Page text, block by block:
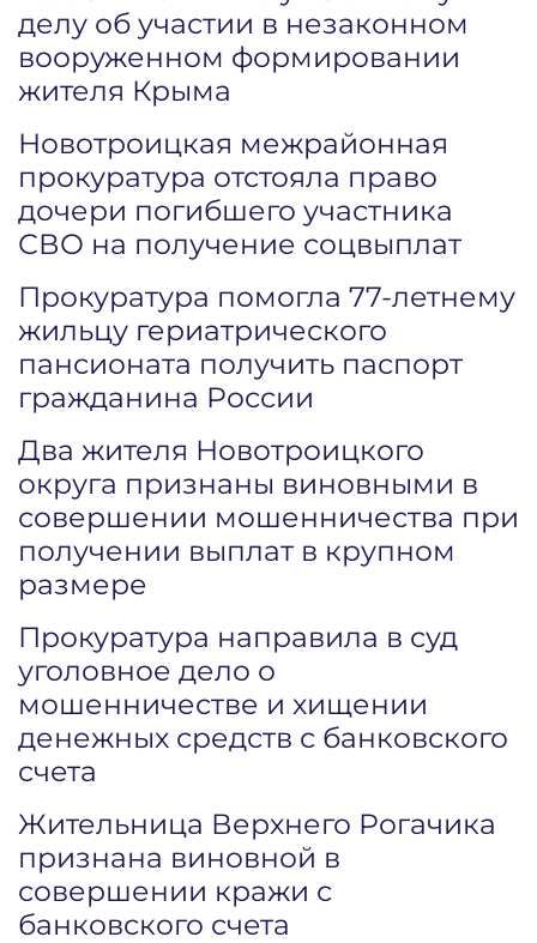
делу об участии в незаконном
вооруженном формировании
жителя Крыма
Новотроицкая межрайонная
прокуратура отстояла право
дочери погибшего участника
СВО на получение соцвыплат
Прокуратура помогла 77-летнему
жильцу гериатрического
пансионата получить паспорт
гражданина России
Два жителя Новотроицкого
округа признаны виновными в
совершении мошенничества при
получении выплат в крупном
размере
Прокуратура направила в суд
уголовное дело о
мошенничестве и хищении
денежных средств с банковского
счета
Жительница Верхнего Рогачика
признана виновной в
совершении кражи с
банковского счета